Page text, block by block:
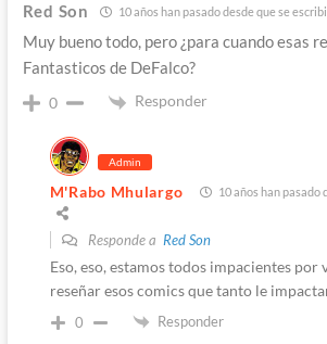
Red Son 10 años han pasado desde que se
Muy bueno todo, pero ¿para cuando esas
Fantasticos de DeFalco?
0 Responder
Admin
M'Rabo Mhulargo 10 años han pasado
Responde a Red Son
Eso, eso, estamos todos impacientes por
reseñar esos comics que tanto le
0 Responder